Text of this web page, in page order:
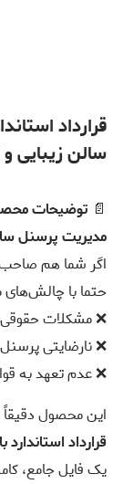
قرارداد
سالن زیبایی
📄 توضیحات
مدیریت پرسنل
اگر شما هم صاحب
حتما با چالش‌های
❌ مشکلات حقوقی
❌ نارضایتی پرسنل
❌ عدم تعهد به
این محصول
قرارداد
یک فایل جامع،